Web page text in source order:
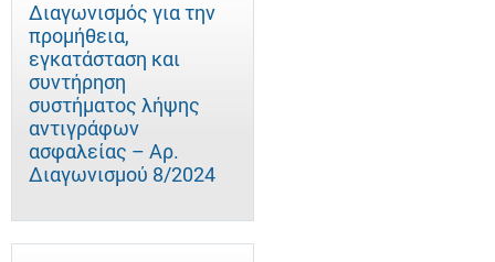
Διαγωνισμός για την
προμήθεια,
εγκατάσταση και
συντήρηση
συστήματος λήψης
αντιγράφων
ασφαλείας – Αρ.
Διαγωνισμού 8/2024